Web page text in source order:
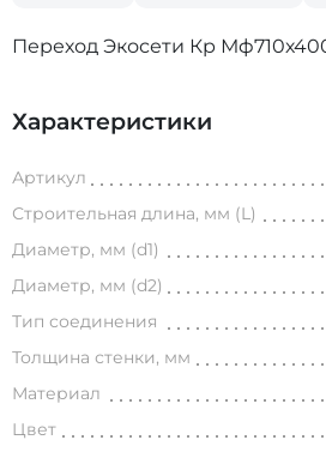
Переход Экосети Кр
Характеристики
Артикул
Строительная длина, мм (L)
Диаметр, мм (d1)
Диаметр, мм (d2)
Тип соединения
Толщина стенки, мм
Материал
Цвет